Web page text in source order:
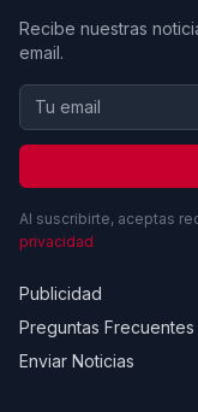
Recibe nuestras
email.
Al suscribirte, aceptas
privacidad
Publicidad
Preguntas Frecuentes
Enviar Noticias